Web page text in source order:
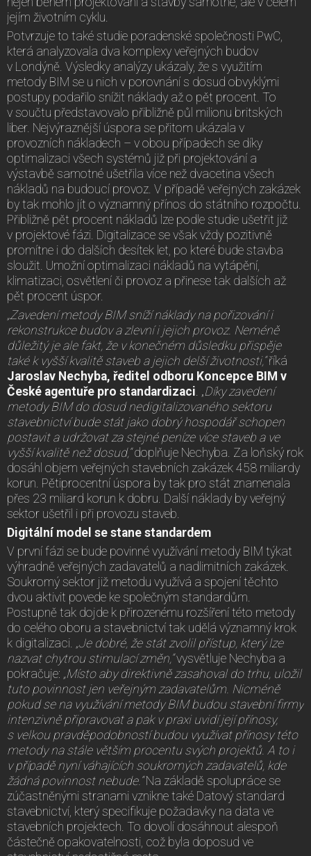
jejím životním cyklu.
Potvrzuje to také studie poradenské společnosti PwC,
která analyzovala dva komplexy veřejných budov
v Londýně. Výsledky analýzy ukázaly, že s využitím
metody BIM se u nich v porovnání s dosud obvyklými
postupy podařilo snížit náklady až o pět procent. To
v součtu představovalo přibližně půl milionu britských
liber. Nejvýraznější úspora se přitom ukázala v
provozních nákladech – v obou případech se díky
optimalizaci všech systémů již při projektování a
výstavbě samotné ušetřila více než dvacetina všech
nákladů na budoucí provoz. V případě veřejných zakázek
by tak mohlo jít o významný přínos do státního rozpočtu.
Přibližně pět procent nákladů lze podle studie ušetřit již
v projektové fázi. Digitalizace se však vždy pozitivně
promítne i do dalších desítek let, po které bude stavba
sloužit. Umožní optimalizaci nákladů na vytápění,
klimatizaci, osvětlení či provoz a přinese tak dalších až
pět procent úspor.
„Zavedení metody BIM sníží náklady na pořizování i
rekonstrukce budov a zlevní i jejich provoz. Neméně
důležitý je ale fakt, že v konečném důsledku přispěje
také k vyšší kvalitě staveb a jejich delší životnosti,“říká
Jaroslav Nechyba, ředitel odboru Koncepce BIM v
České agentuře pro standardizaci . „Díky zavedení
metody BIM do dosud nedigitalizovaného sektoru
stavebnictví bude stát jako dobrý hospodář schopen
postavit a udržovat za stejné peníze více staveb a ve
vyšší kvalitě než dosud,“doplňuje Nechyba. Za loňský rok
dosáhl objem veřejných stavebních zakázek 458 miliardy
korun. Pětiprocentní úspora by tak pro stát znamenala
přes 23 miliard korun k dobru. Další náklady by veřejný
sektor ušetřil i při provozu staveb.
Digitální model se stane standardem
V první fázi se bude povinné využívání metody BIM týkat
výhradně veřejných zadavatelů a nadlimitních zakázek.
Soukromý sektor již metodu využívá a spojení těchto
dvou aktivit povede ke společným standardům.
Postupně tak dojde k přirozenému rozšíření této metody
do celého oboru a stavebnictví tak udělá významný krok
k digitalizaci. „Je dobré, že stát zvolil přístup, který lze
nazvat chytrou stimulací změn,“vysvětluje Nechyba a
pokračuje: „Místo aby direktivně zasahoval do trhu, uložil
tuto povinnost jen veřejným zadavatelům. Nicméně
pokud se na využívání metody BIM budou stavební firmy
intenzivně připravovat a pak v praxi uvidí její přínosy,
s velkou pravděpodobností budou využívat přínosy této
metody na stále větším procentu svých projektů. A to i
v případě nyní váhajících soukromých zadavatelů, kde
žádná povinnost nebude.“Na základě spolupráce se
zúčastněnými stranami vznikne také Datový standard
stavebnictví, který specifikuje požadavky na data ve
stavebních projektech. To dovolí dosáhnout alespoň
částečně opakovatelnosti, což byla doposud ve